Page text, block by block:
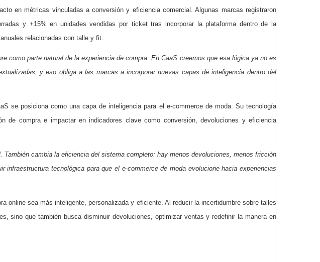
en métricas vinculadas a conversión y eficiencia comercial. Algunas marcas registraron
y +15% en unidades vendidas por ticket tras incorporar la plataforma dentro de la
relacionadas con talle y fit.
como parte natural de la experiencia de compra. En CaaS creemos que esa lógica ya no es
y eso obliga a las marcas a incorporar nuevas capas de inteligencia dentro del
se posiciona como una capa de inteligencia para el e-commerce de moda. Su tecnología
de compra e impactar en indicadores clave como conversión, devoluciones y eficiencia
cambia la eficiencia del sistema completo: hay menos devoluciones, menos fricción
tecnológica para que el e-commerce de moda evolucione hacia experiencias
online sea más inteligente, personalizada y eficiente. Al reducir la incertidumbre sobre talles
sino que también busca disminuir devoluciones, optimizar ventas y redefinir la manera en